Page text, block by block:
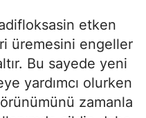
etken
üremesini engeller
Bu sayede yeni
yardımcı olurken
zamanla